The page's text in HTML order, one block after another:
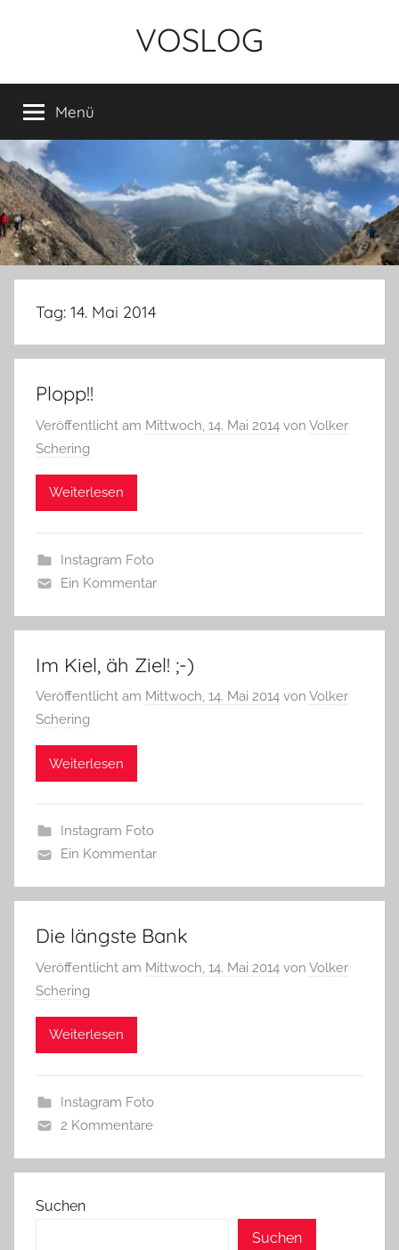
VOSLOG
Menü
Tag: 14. Mai 2014
Plopp!!
Veröffentlicht am Mittwoch, 14. Mai 2014 von Volker
Schering
Weiterlesen
Instagram Foto
Ein Kommentar
Im Kiel, äh Ziel! ;-)
Veröffentlicht am Mittwoch, 14. Mai 2014 von Volker
Schering
Weiterlesen
Instagram Foto
Ein Kommentar
Die längste Bank
Veröffentlicht am Mittwoch, 14. Mai 2014 von Volker
Schering
Weiterlesen
Instagram Foto
2 Kommentare
Suchen
Suchen